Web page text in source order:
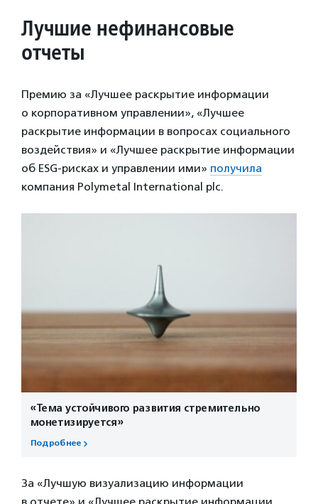
Лучшие нефинансовые
отчеты
Премию за «Лучшее раскрытие информации
о корпоративном управлении», «Лучшее
раскрытие информации в вопросах социального
воздействия» и «Лучшее раскрытие информации
об ESG-рисках и управлении ими» получила
компания Polymetal International plc.
«Тема устойчивого развития стремительно
монетизируется»
Подробнее
За «Лучшую визуализацию информации